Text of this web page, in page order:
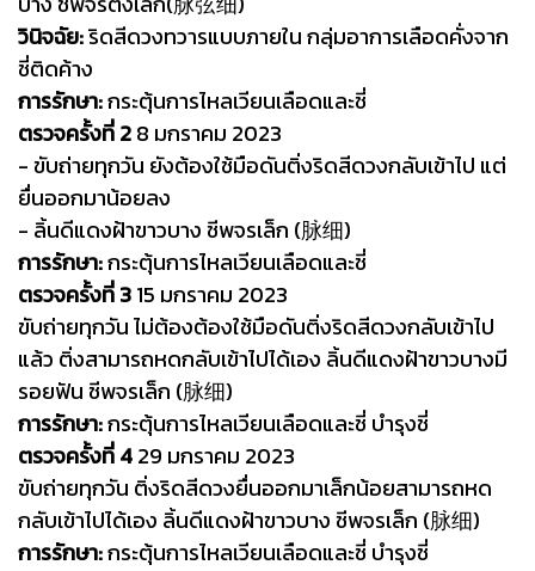
วินิจฉัย:ริดสีดวงทวารแบบภายใน กลุ่มอาการเลือดคั่งจาก
ชี่ติดค้าง
การรักษา:กระตุ้นการไหลเวียนเลือดและชี่
ตรวจครั้งที่ 28 มกราคม 2023
- ขับถ่ายทุกวัน ยังต้องใช้มือดันติ่งริดสีดวงกลับเข้าไป แต่
ยื่นออกมาน้อยลง
- ลิ้นดีแดงฝ้าขาวบาง ชีพจรเล็ก (脉细)
การรักษา:กระตุ้นการไหลเวียนเลือดและชี่
ตรวจครั้งที่ 315 มกราคม 2023
ขับถ่ายทุกวัน ไม่ต้องต้องใช้มือดันติ่งริดสีดวงกลับเข้าไป
แล้ว ติ่งสามารถหดกลับเข้าไปได้เอง ลิ้นดีแดงฝ้าขาวบางมี
รอยฟัน ชีพจรเล็ก (脉细)
การรักษา:กระตุ้นการไหลเวียนเลือดและชี่ บำรุงชี่
ตรวจครั้งที่ 429 มกราคม 2023
ขับถ่ายทุกวัน ติ่งริดสีดวงยื่นออกมาเล็กน้อยสามารถหด
กลับเข้าไปได้เอง ลิ้นดีแดงฝ้าขาวบาง ชีพจรเล็ก (脉细)
การรักษา:กระตุ้นการไหลเวียนเลือดและชี่ บำรุงชี่